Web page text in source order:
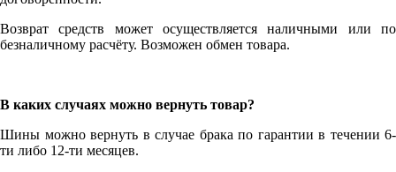
Возврат средств может осуществляется наличными или по
безналичному расчёту. Возможен обмен товара.
В каких случаях можно вернуть товар?
Шины можно вернуть в случае брака по гарантии в течении 6-
ти либо 12-ти месяцев.